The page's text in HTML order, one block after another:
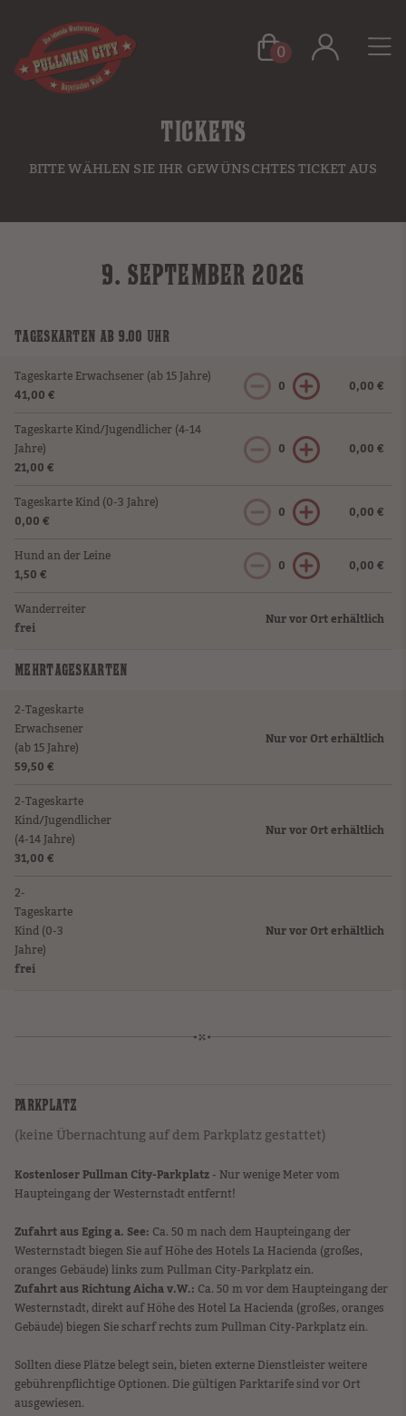
0
TICKETS
BITTE WÄHLEN SIE IHR GEWÜNSCHTES TICKET AUS
9. SEPTEMBER 2026
TAGESKARTEN AB 9.00 UHR
Tageskarte Erwachsener (ab 15 Jahre)
41,00 €
0 0,00 €
Tageskarte Kind/Jugendlicher (4-14
Jahre)
21,00 €
0 0,00 €
Tageskarte Kind (0-3 Jahre)
0,00 €
0 0,00 €
Hund an der Leine
1,50 €
0 0,00 €
Wanderreiter
frei
Nur vor Ort erhältlich
MEHRTAGESKARTEN
2-Tageskarte
Erwachsener
(ab 15 Jahre)
59,50 €
Nur vor Ort erhältlich
2-Tageskarte
Kind/Jugendlicher
(4-14 Jahre)
31,00 €
Nur vor Ort erhältlich
2-
Tageskarte
Kind (0-3
Jahre)
frei
Nur vor Ort erhältlich
PARKPLATZ
(keine Übernachtung auf dem Parkplatz gestattet)
Kostenloser Pullman City-Parkplatz- Nur wenige Meter vom
Haupteingang der Westernstadt entfernt!
Zufahrt aus Eging a. See: Ca. 50 m nach dem Haupteingang der
Westernstadt biegen Sie auf Höhe des Hotels La Hacienda (großes,
oranges Gebäude) links zum Pullman City-Parkplatz ein.
Zufahrt aus Richtung Aicha v.W.: Ca. 50 m vor dem Haupteingang der
Westernstadt, direkt auf Höhe des Hotel La Hacienda (großes, oranges
Gebäude) biegen Sie scharf rechts zum Pullman City-Parkplatz ein.
Sollten diese Plätze belegt sein, bieten externe Dienstleister weitere
gebührenpflichtige Optionen. Die gültigen Parktarife sind vor Ort
ausgewiesen.